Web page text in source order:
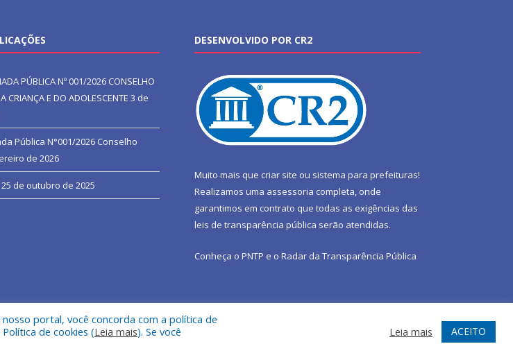
PÚBLICA Nº 001/2026 CONSELHO
CRIANÇA E DO ADOLESCENTE 3 de
Pública N°001/2026 Conselho
de 2026
25 de outubro de 2025
DESENVOLVIDO POR CR2
Muito mais que criar site ou sistema para prefeituras!
Realizamos uma assessoria completa, onde
garantimos em contrato que todas as exigências das
leis de transparência pública serão atendidas.
Conheça o PNTP e o Radar da Transparência Pública
Mapa do Site Acessar Webmail
portal, você concorda com a política de
de cookies (Leia mais). Se você
Leia mais ACEITO